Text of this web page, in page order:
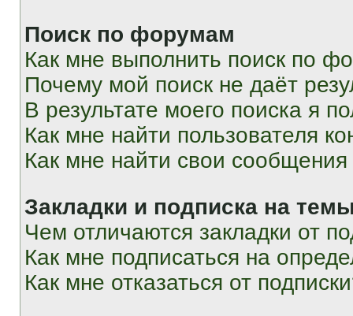
Поиск по форумам
Как мне выполнить поиск по
Почему мой поиск не даёт
В результате моего поиска я
Как мне найти пользователя
Как мне найти свои
Закладки и подписка на
Чем отличаются закладки от
Как мне подписаться на
Как мне отказаться от